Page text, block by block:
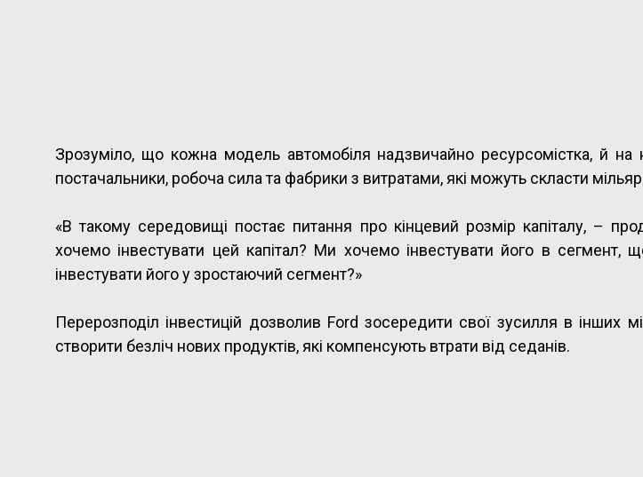
Зрозуміло, що кожна модель автомобіля надзвичайно ресурсомістка, й на
постачальники, робоча сила та фабрики з витратами, які можуть скласти
«В такому середовищі постає питання про кінцевий розмір капіталу, –
хочемо інвестувати цей капітал? Ми хочемо інвестувати його в
інвестувати його у зростаючий сегмент?»
Перерозподіл інвестицій дозволив Ford зосередити свої зусилля в інших
створити безліч нових продуктів, які компенсують втрати від седанів.